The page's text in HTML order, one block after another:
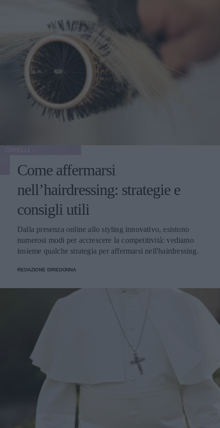
Come affermarsi
nell’hairdressing: strategie e
consigli utili
Dalla presenza online allo styling innovativo, esistono
numerosi modi per accrescere la competitività: vediamo
insieme qualche strategia per affermarsi nell'hairdressing.
REDAZIONE DIREDONNA